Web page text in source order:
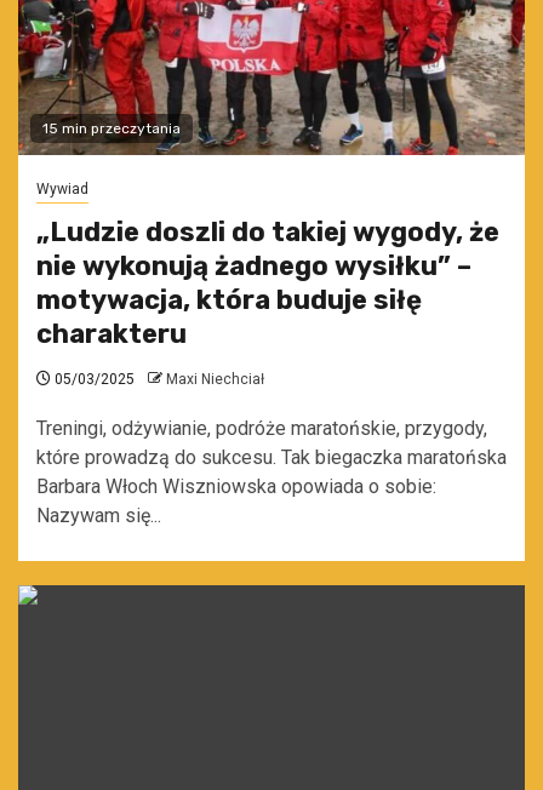
15 min przeczytania
Wywiad
„Ludzie doszli do takiej wygody, że
nie wykonują żadnego wysiłku” –
motywacja, która buduje siłę
charakteru
05/03/2025 Maxi Niechciał
Treningi, odżywianie, podróże maratońskie, przygody,
które prowadzą do sukcesu. Tak biegaczka maratońska
Barbara Włoch Wiszniowska opowiada o sobie:
Nazywam się...